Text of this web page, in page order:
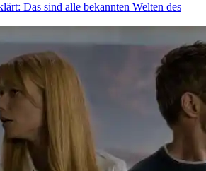
Das sind alle bekannten Welten des